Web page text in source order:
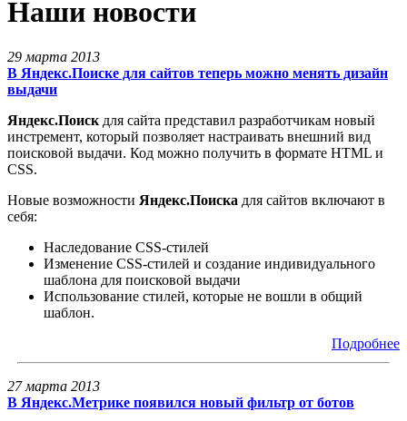
Наши новости
29 марта 2013
В Яндекс.Поиске для сайтов теперь можно менять дизайн
выдачи
Яндекс.Поиск для сайта представил разработчикам новый
инcтрeмент, который позволяет настраивать внешний вид
поисковой выдачи. Код можно получить в формате HTML и
CSS.
Новые возможности Яндекс.Поиска для сайтов включают в
себя:
Наследование CSS-стилей
Изменение CSS-стилей и создание индивидуального
шаблона для поисковой выдачи
Использование стилей, которые не вошли в общий
шаблон.
Подробнее
27 марта 2013
В Яндекс.Метрике появился новый фильтр от ботов